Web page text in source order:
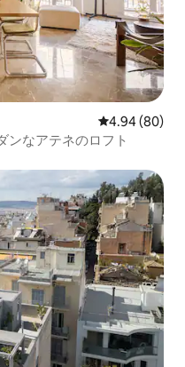
レビュー80件
4.94 (80)
ンなアテネのロフト